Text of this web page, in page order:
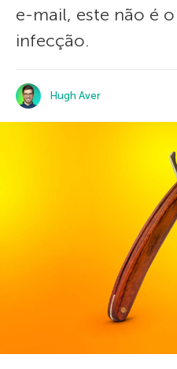
e-mail, este não é
infecção.
Hugh Aver